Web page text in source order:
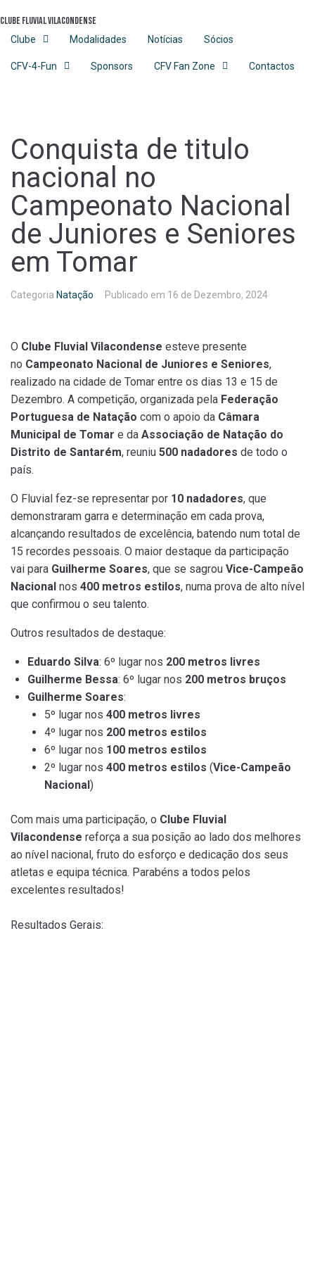
to
content
Clube Fluvial Vilacondense
Clube Modalidades Notícias Sócios
CFV-4-Fun Sponsors CFV Fan Zone Contactos
Conquista de titulo
nacional no
Campeonato Nacional
de Juniores e Seniores
em Tomar
Categoria Natação Publicado em 16 de Dezembro, 2024
O Clube Fluvial Vilacondense esteve presente
no Campeonato Nacional de Juniores e Seniores,
realizado na cidade de Tomar entre os dias 13 e 15 de
Dezembro. A competição, organizada pela Federação
Portuguesa de Natação com o apoio da Câmara
Municipal de Tomar e da Associação de Natação do
Distrito de Santarém, reuniu 500 nadadores de todo o
país.
O Fluvial fez-se representar por 10 nadadores, que
demonstraram garra e determinação em cada prova,
alcançando resultados de excelência, batendo num total de
15 recordes pessoais. O maior destaque da participação
vai para Guilherme Soares, que se sagrou Vice-Campeão
Nacional nos 400 metros estilos, numa prova de alto nível
que confirmou o seu talento.
Outros resultados de destaque:
Eduardo Silva: 6º lugar nos 200 metros livres
Guilherme Bessa: 6º lugar nos 200 metros bruços
Guilherme Soares:
5º lugar nos 400 metros livres
4º lugar nos 200 metros estilos
6º lugar nos 100 metros estilos
2º lugar nos 400 metros estilos (Vice-Campeão
Nacional)
Com mais uma participação, o Clube Fluvial
Vilacondense reforça a sua posição ao lado dos melhores
ao nível nacional, fruto do esforço e dedicação dos seus
atletas e equipa técnica. Parabéns a todos pelos
excelentes resultados!
Resultados Gerais: